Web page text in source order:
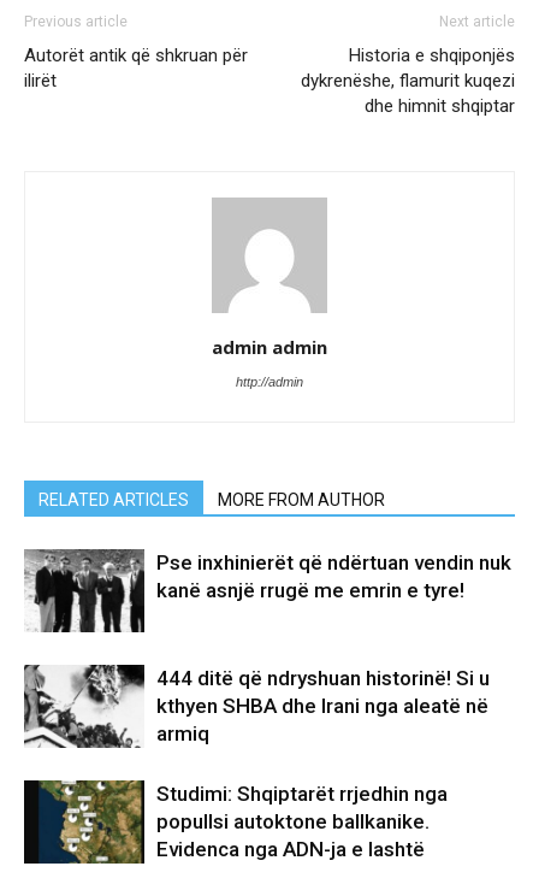
Previous article
Autorët antik që shkruan për
ilirët
Next article
Historia e shqiponjës
dykrenëshe, flamurit kuqezi
dhe himnit shqiptar
admin admin
http://admin
RELATED ARTICLES MORE FROM AUTHOR
Pse inxhinierët që ndërtuan vendin nuk
kanë asnjë rrugë me emrin e tyre!
444 ditë që ndryshuan historinë! Si u
kthyen SHBA dhe Irani nga aleatë në
armiq
Studimi: Shqiptarët rrjedhin nga
popullsi autoktone ballkanike.
Evidenca nga ADN-ja e lashtë